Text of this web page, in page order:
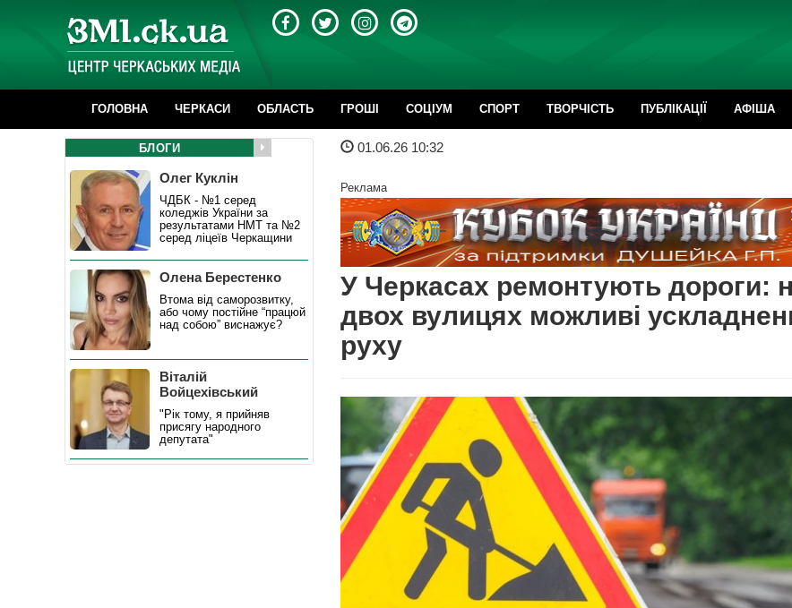
ГОЛОВНА ЧЕРКАСИ ОБЛАСТЬ ГРОШІ CОЦІУМ СПОРТ ТВОРЧІСТЬ ПУБЛІКАЦІЇ АФІША
01.06.26 10:32
Реклама
У Черкасах ремонтують дороги:
двох вулицях можливі
руху
БЛОГИ
Олег Куклін
ЧДБК - №1 серед
коледжів України за
результатами НМТ та №2
серед ліцеїв Черкащини
Олена Берестенко
Втома від саморозвитку,
або чому постійне “працюй
над собою” виснажує?
Віталій
Войцехівський
"Рік тому, я прийняв
присягу народного
депутата"